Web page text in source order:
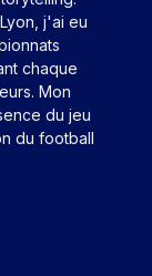
j'ai eu
chaque
Mon
du jeu
du football